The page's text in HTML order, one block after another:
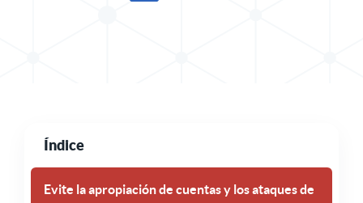
Índice
Evite la apropiación de cuentas y los ataques de